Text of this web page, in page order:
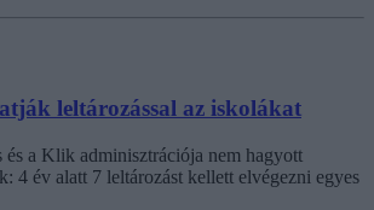
leltározással az iskolákat
és a Klik adminisztrációja nem hagyott
4 év alatt 7 leltározást kellett elvégezni egyes